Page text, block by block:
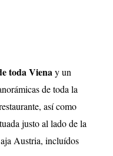
toda Viena y un
de toda la
así como
justo al lado de la
Austria, incluídos